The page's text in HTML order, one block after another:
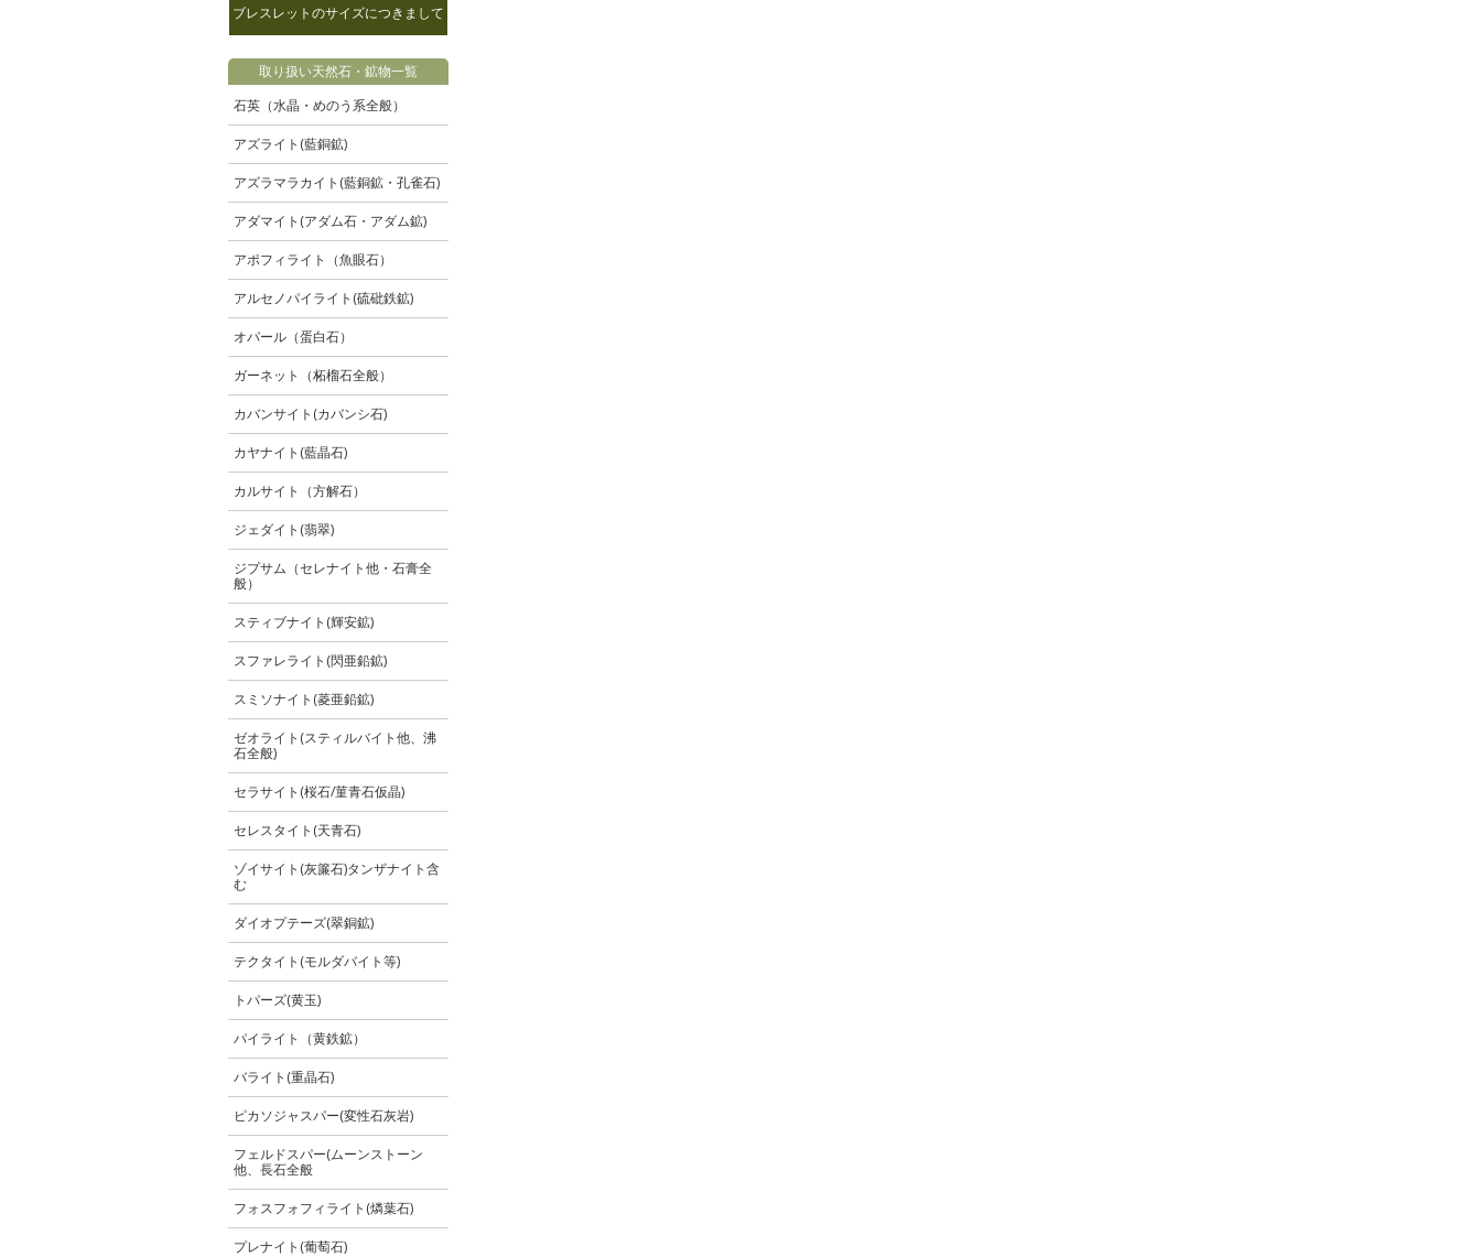
ブレスレットのサイズにつきまして
取り扱い天然石・鉱物一覧
石英（水晶・めのう系全般）
アズライト(藍銅鉱)
アズラマラカイト(藍銅鉱・孔雀石)
アダマイト(アダム石・アダム鉱)
アポフィライト（魚眼石）
アルセノパイライト(硫砒鉄鉱)
オパール（蛋白石）
ガーネット（柘榴石全般）
カバンサイト(カバンシ石)
カヤナイト(藍晶石)
カルサイト（方解石）
ジェダイト(翡翠)
ジプサム（セレナイト他・石膏全
般）
スティブナイト(輝安鉱)
スファレライト(閃亜鉛鉱)
スミソナイト(菱亜鉛鉱)
ゼオライト(スティルバイト他、沸
石全般)
セラサイト(桜石/菫青石仮晶)
セレスタイト(天青石)
ゾイサイト(灰簾石)タンザナイト含
む
ダイオプテーズ(翠銅鉱)
テクタイト(モルダバイト等)
トパーズ(黄玉)
パイライト（黄鉄鉱）
バライト(重晶石)
ピカソジャスパー(変性石灰岩)
フェルドスパー(ムーンストーン
他、長石全般
フォスフォフィライト(燐葉石)
プレナイト(葡萄石)